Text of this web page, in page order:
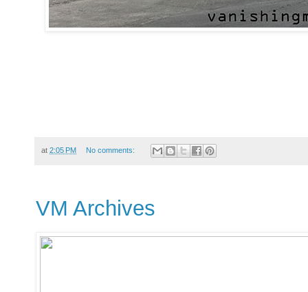
at 2:05 PM No comments:
VM Archives